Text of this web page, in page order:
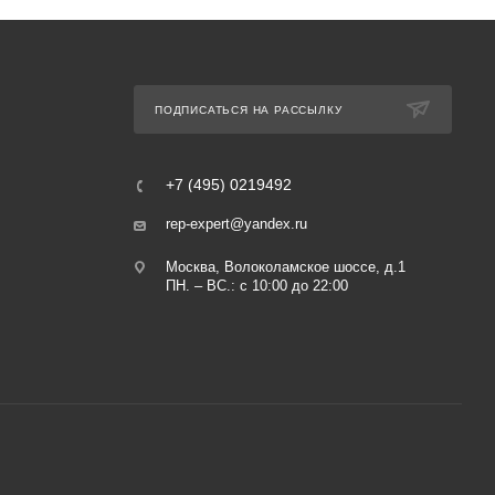
ПОДПИСАТЬСЯ НА РАССЫЛКУ
+7 (495) 0219492
rep-expert@yandex.ru
Москва, Волоколамское шоссе, д.1
ПН. – ВС.: с 10:00 до 22:00